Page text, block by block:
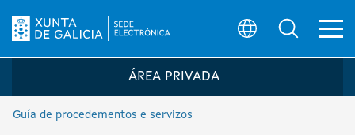
Logo da Sede electrónica da Xunta de
ÁREA PRIVADA
Guía de procedementos e servizos